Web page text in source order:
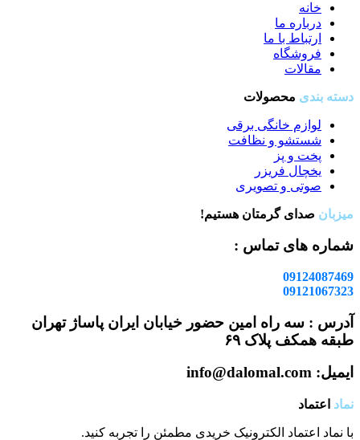
خانه
درباره ما
ارتباط با ما
فروشگاه
مقالات
دسته بندی محصولات
لوازم خانگی برقی
شستشو و نظافت
پخت و پز
یخچال فریزر
صوتی و تصویری
میزبان صدای گرمتان هستیم!
شماره های تماس :
09124087469
09121067323
آدرس : سه راه امین حضور خیابان ایران پاساژ تهران
طبقه همکف پلاک ۶۹
ایمیل: info@dalomal.com
نماد اعتماد
با نماد اعتماد الکترونیک خریدی مطمئن را تجربه کنید.